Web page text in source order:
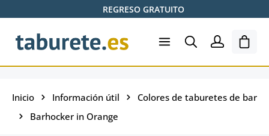
Saltar al contenido principalREGRESO GRATUITO
El
Inicio Información útil
Colores de taburetes de bar
Barhocker in Orange